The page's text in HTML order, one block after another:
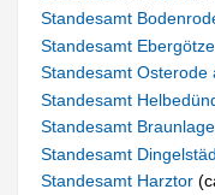
Standesamt
Standesamt
Standesamt
Standesamt
Standesamt
Standesamt
Standesamt Harztor